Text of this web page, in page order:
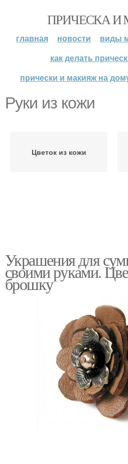
ПРИЧЕСКА
главная новости
виды
как делать
прически и макияж на
Руки из кожи
Цветок из кожи
Украшения для
своими руками.
брошку